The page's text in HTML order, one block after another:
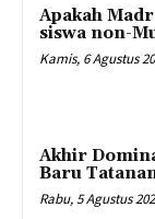
Apakah
siswa non-
Kamis, 6 Agustus
Akhir
Baru
Rabu, 5 Agustus